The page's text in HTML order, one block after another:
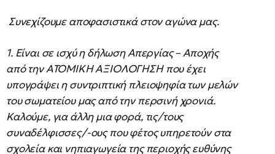
Συνεχίζουμε αποφασιστικά στον αγώνα μας.
1. Είναι σε ισχύ η δήλωση Απεργίας – Αποχής
από την ΑΤΟΜΙΚΗ ΑΞΙΟΛΟΓΗΣΗ που έχει
υπογράψει η συντριπτική πλειοψηφία των μελών
του σωματείου μας από την περσινή χρονιά.
Καλούμε, για άλλη μια φορά, τις/τους
συναδέλφισσες/-ους που φέτος υπηρετούν στα
σχολεία και νηπιαγωγεία της περιοχής ευθύνης